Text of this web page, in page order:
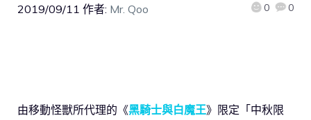
2019/09/11 作者: Mr. Qoo 0 0
由移動怪獸所代理的《黑騎士與白魔王》限定「中秋限